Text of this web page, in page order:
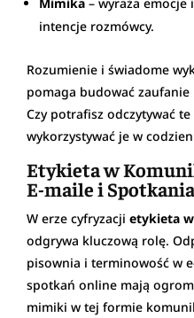
intencje rozmówcy.
Rozumienie i świadome
pomaga budować zaufanie
Czy potrafisz odczytywać te
wykorzystywać je w
Etykieta w
E-maile i
W erze cyfryzacji etykieta
odgrywa kluczową rolę.
pisownia i terminowość w
spotkań online mają
mimiki w tej formie